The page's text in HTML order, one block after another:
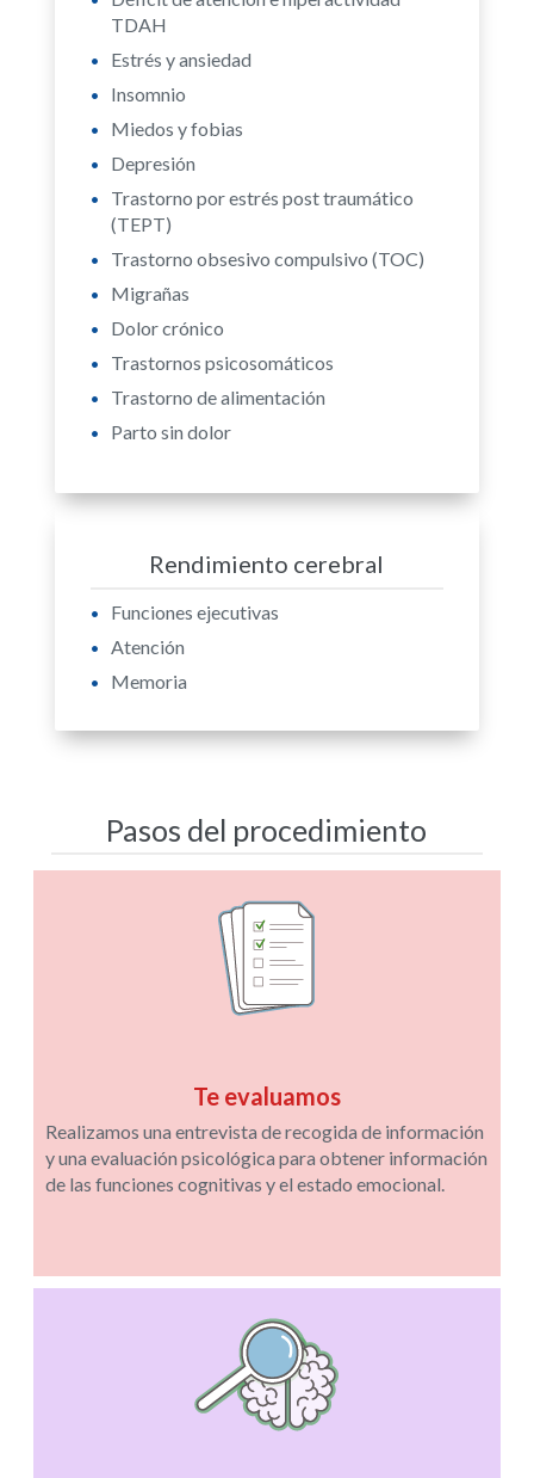
TDAH
Estrés y ansiedad
Insomnio
Miedos y fobias
Depresión
Trastorno por estrés post traumático
(TEPT)
Trastorno obsesivo compulsivo (TOC)
Migrañas
Dolor crónico
Trastornos psicosomáticos
Trastorno de alimentación
Parto sin dolor
Rendimiento cerebral
Funciones ejecutivas
Atención
Memoria
Pasos del procedimiento
Te evaluamos
Realizamos una entrevista de recogida de información
y una evaluación psicológica para obtener información
de las funciones cognitivas y el estado emocional.